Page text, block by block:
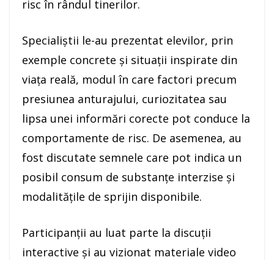
risc în rândul tinerilor.
Specialiștii le-au prezentat elevilor, prin
exemple concrete și situații inspirate din
viața reală, modul în care factori precum
presiunea anturajului, curiozitatea sau
lipsa unei informări corecte pot conduce la
comportamente de risc. De asemenea, au
fost discutate semnele care pot indica un
posibil consum de substanțe interzise și
modalitățile de sprijin disponibile.
Participanții au luat parte la discuții
interactive și au vizionat materiale video